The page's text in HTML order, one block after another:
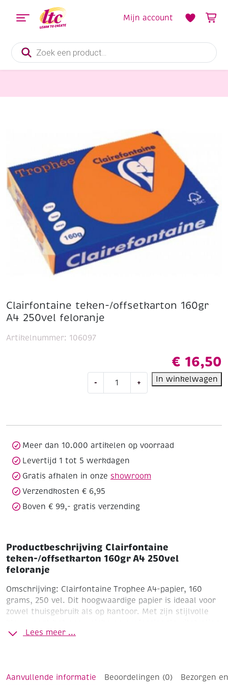
Producten
zoeken
Mijn account
Clairfontaine teken-/offsetkarton 160gr
A4 250vel feloranje
€ 16,50
-
teken-/offsetkarton
aantal
+ In winkelwagen
Artikelnummer: 106097
Meer dan 10.000 artikelen op voorraad
Levertijd 1 tot 5 werkdagen
Gratis afhalen in onze showroom
Verzendkosten € 6,95
Boven € 99,- gratis verzending
Productbeschrijving Clairfontaine
teken-/offsetkarton 160gr A4 250vel
feloranje
Omschrijving: Clairfontaine Trophee A4-papier, 160
grams, 250 vel. Dit hoogwaardige papier is ideaal voor
zowel thuisgebruik als op kantoor. Met zijn stijlvolle
toe aan documenten, presentaties of creatieve
scherpe afdrukresultaten en uitstekende prestaties.
Lees meer ...
Aanvullende informatie Beoordelingen (0) Bezorgen